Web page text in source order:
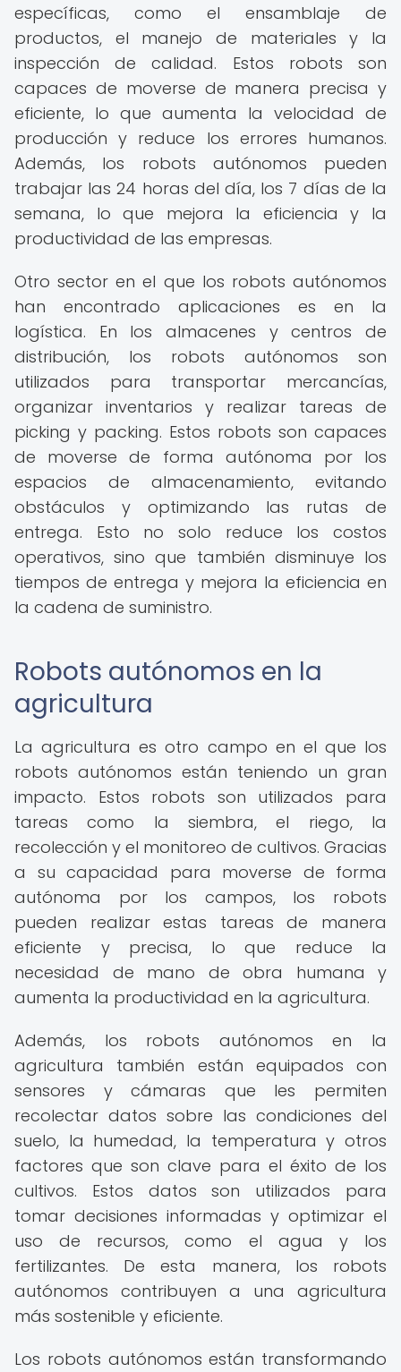
específicas, como el ensamblaje de
productos, el manejo de materiales y la
inspección de calidad. Estos robots son
capaces de moverse de manera precisa y
eficiente, lo que aumenta la velocidad de
producción y reduce los errores humanos.
Además, los robots autónomos pueden
trabajar las 24 horas del día, los 7 días de la
semana, lo que mejora la eficiencia y la
productividad de las empresas.
Otro sector en el que los robots autónomos
han encontrado aplicaciones es en la
logística. En los almacenes y centros de
distribución, los robots autónomos son
utilizados para transportar mercancías,
organizar inventarios y realizar tareas de
picking y packing. Estos robots son capaces
de moverse de forma autónoma por los
espacios de almacenamiento, evitando
obstáculos y optimizando las rutas de
entrega. Esto no solo reduce los costos
operativos, sino que también disminuye los
tiempos de entrega y mejora la eficiencia en
la cadena de suministro.
Robots autónomos en la
agricultura
La agricultura es otro campo en el que los
robots autónomos están teniendo un gran
impacto. Estos robots son utilizados para
tareas como la siembra, el riego, la
recolección y el monitoreo de cultivos. Gracias
a su capacidad para moverse de forma
autónoma por los campos, los robots
pueden realizar estas tareas de manera
eficiente y precisa, lo que reduce la
necesidad de mano de obra humana y
aumenta la productividad en la agricultura.
Además, los robots autónomos en la
agricultura también están equipados con
sensores y cámaras que les permiten
recolectar datos sobre las condiciones del
suelo, la humedad, la temperatura y otros
factores que son clave para el éxito de los
cultivos. Estos datos son utilizados para
tomar decisiones informadas y optimizar el
uso de recursos, como el agua y los
fertilizantes. De esta manera, los robots
autónomos contribuyen a una agricultura
más sostenible y eficiente.
Los robots autónomos están transformando